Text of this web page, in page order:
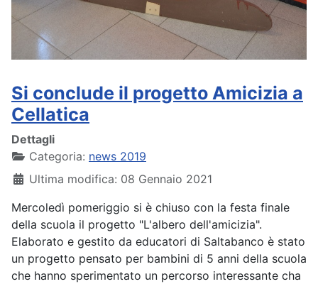
Si conclude il progetto Amicizia a
Cellatica
Dettagli
Categoria: news 2019
Ultima modifica: 08 Gennaio 2021
Mercoledì pomeriggio si è chiuso con la festa finale
della scuola il progetto "L'albero dell'amicizia".
Elaborato e gestito da educatori di Saltabanco è stato
un progetto pensato per bambini di 5 anni della scuola
che hanno sperimentato un percorso interessante cha